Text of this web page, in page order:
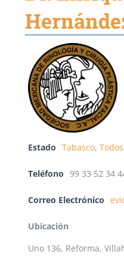
Estado Tabasco,
Teléfono 99 33 52 34
Correo Electrónico
Ubicación
Uno 136, Reforma,